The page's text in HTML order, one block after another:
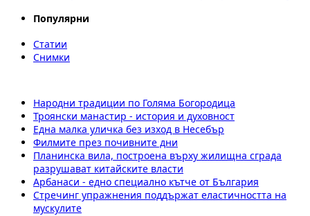
Популярни
Статии
Снимки
Народни традиции по Голяма Богородица
Троянски манастир - история и духовност
Една малка уличка без изход в Несебър
Филмите през почивните дни
Планинска вила, построена върху жилищна сграда
разрушават китайските власти
Арбанаси - едно специално кътче от България
Стречинг упражнения поддържат еластичността на
мускулите